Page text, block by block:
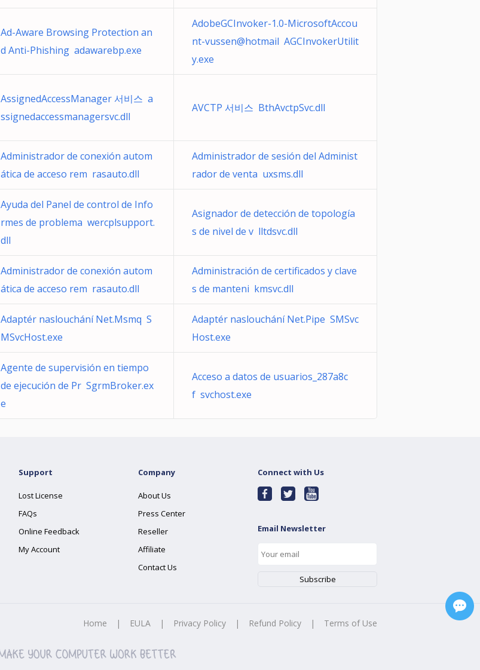
Ad-Aware Browsing Protection an
d Anti-Phishing adawarebp.exe
AdobeGCInvoker-1.0-MicrosoftAccou
nt-vussen@hotmail AGCInvokerUtilit
y.exe
AssignedAccessManager 서비스 a
ssignedaccessmanagersvc.dll
AVCTP 서비스 BthAvctpSvc.dll
Administrador de conexión autom
ática de acceso rem rasauto.dll
Administrador de sesión del Administ
rador de venta uxsms.dll
Ayuda del Panel de control de Info
rmes de problema wercplsupport.
dll
Asignador de detección de topología
s de nivel de v lltdsvc.dll
Administrador de conexión autom
ática de acceso rem rasauto.dll
Administración de certificados y clave
s de manteni kmsvc.dll
Adaptér naslouchání Net.Msmq S
MSvcHost.exe
Adaptér naslouchání Net.Pipe SMSvc
Host.exe
Agente de supervisión en tiempo
de ejecución de Pr SgrmBroker.ex
e
Acceso a datos de usuarios_287a8c
f svchost.exe
Support
Lost License
FAQs
Online Feedback
My Account
Company
About Us
Press Center
Reseller
Affiliate
Contact Us
Connect with Us
Email Newsletter
Home | EULA | Privacy Policy | Refund Policy | Terms of Use